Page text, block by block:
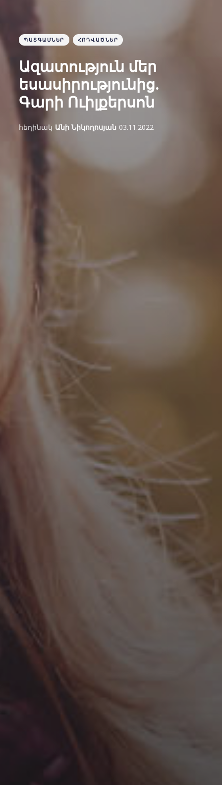
ՊԱՏԳԱՄՆԵՐ ՀՈԴՎԱԾՆԵՐ
Ազատություն մեր
եսասիրությունից.
Գարի Ուիլքերսոն
հեղինակ Անի Նիկողոսյան 03.11.2022